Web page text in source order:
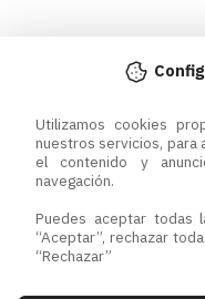
Utilizamos cookies
nuestros servicios, para
el contenido y
navegación.
Puedes aceptar todas
“Aceptar”, rechazar
“Rechazar”